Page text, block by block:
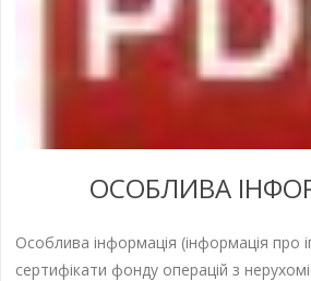
ОСОБЛИВА
Особлива інформація (інформація про
сертифікати фонду операцій з